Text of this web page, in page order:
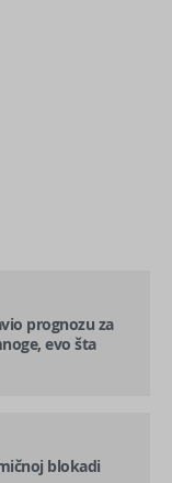
prognozu za
evo šta
blokadi